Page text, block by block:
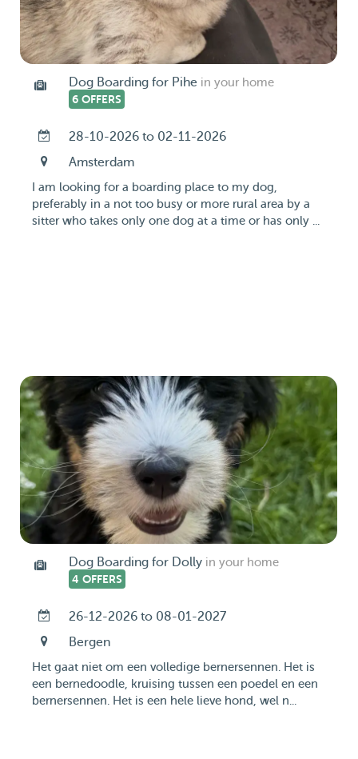
Dog Boarding for Pihe in your home
6 OFFERS
28-10-2026 to 02-11-2026
Amsterdam
I am looking for a boarding place to my dog,
preferably in a not too busy or more rural area by a
sitter who takes only one dog at a time or has only ...
Dog Boarding for Dolly in your home
4 OFFERS
26-12-2026 to 08-01-2027
Bergen
Het gaat niet om een volledige bernersennen. Het is
een bernedoodle, kruising tussen een poedel en een
bernersennen. Het is een hele lieve hond, wel n...